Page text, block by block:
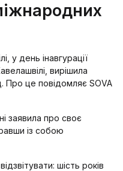
у день інавгурації
вирішила
Про це повідомляє SOVA
заявила про своє
із собою
шість років